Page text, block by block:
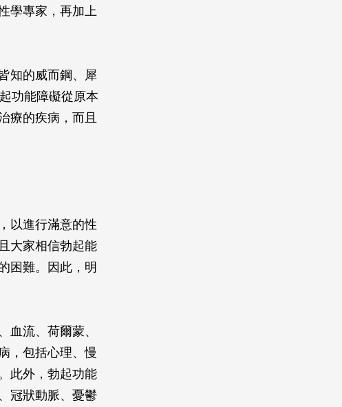
學專家，再加上
知的威而鋼、犀
功能障礙從原本
療的疾病，而且
以進行滿意的性
大家相信勃起能
困難。因此，明
血流、荷爾蒙、
，包括心理、慢
此外，勃起功能
冠狀動脈、憂鬱